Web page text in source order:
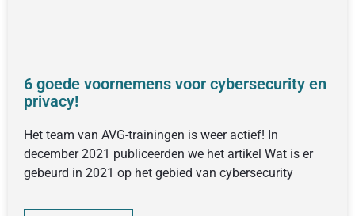
6 goede voornemens voor cybersecurity en
privacy!
Het team van AVG-trainingen is weer actief! In
december 2021 publiceerden we het artikel Wat is er
gebeurd in 2021 op het gebied van cybersecurity